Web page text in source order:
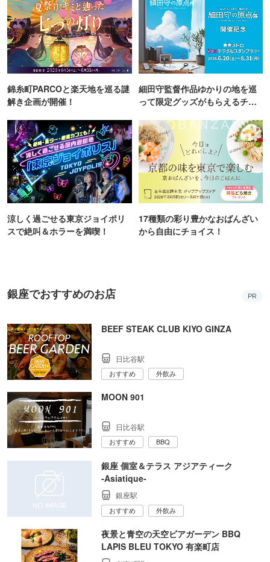
錦糸町PARCOと楽天地を巡る謎
解き企画が開催！
細田守監督作品ゆかりの地を巡
って限定グッズがもらえるチャ
涼しく過ごせる東京ジョイポリ
スで絶叫＆ホラーを満喫！
17種類の彩り豊かなおばんざい
から自由にチョイス！
銀座でおすすめのお店 PR
BEEF STEAK CLUB KIYO GINZA
日比谷駅
おすすめ 外飲み
MOON 901
日比谷駅
おすすめ BBQ
銀座 個室＆テラス アジアティーク
‐Asiatique‐
銀座駅
おすすめ 外飲み
夜景と青空の天空ビアガーデン BBQ
LAPIS BLEU TOKYO 有楽町店